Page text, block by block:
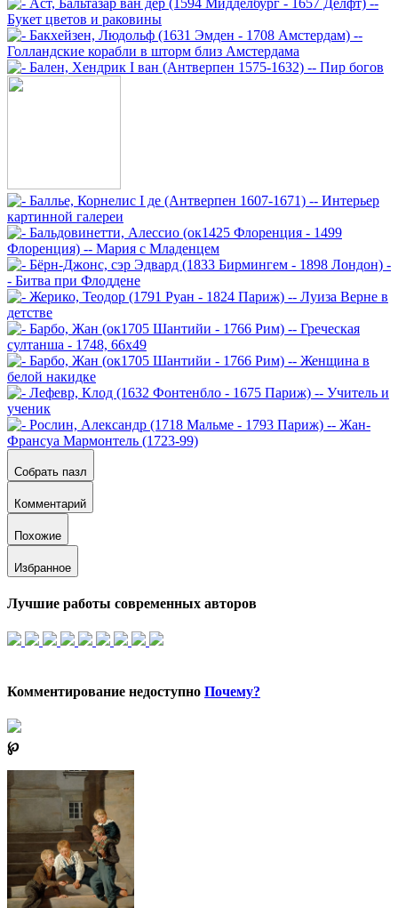
Собрать пазл
Комментарий
Похожие
Избранное
Лучшие работы современных авторов
Комментирование недоступно Почему?
℘